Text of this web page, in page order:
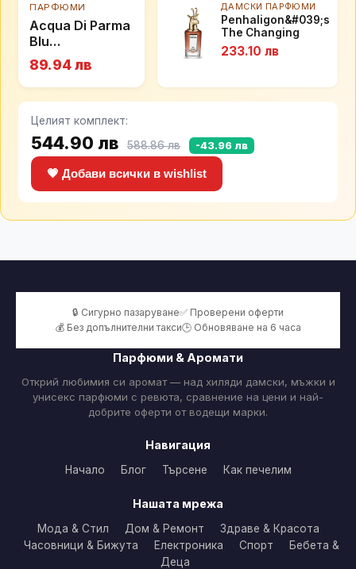
ПАРФЮМИ
Acqua Di Parma
Blu
Mediterraneo
Mandarino di
Sicilia унисекс
парфюм 100 мл
- EDT
89.94 лв
ДАМСКИ ПАРФЮМИ
Penhaligon&#039;s
The Changing
Constance
парфюм за жени
233.10 лв
Целият комплект:
544.90 лв 588.86 лв -43.96 лв
💗 Добави всички в wishlist
🔒 Сигурно пазаруване✅ Проверени оферти
💰 Без допълнителни такси🕒 Обновяване на 6 часа
Парфюми & Аромати
Открий любимия си аромат — над хиляди дамски, мъжки и
унисекс парфюми с ревюта, сравнение на цени и най-
добрите оферти от водещи марки.
Навигация
Начало Блог Търсене Как печелим
Нашата мрежа
Мода & Стил Дом & Ремонт
Здраве & Красота
Часовници & Бижута
Електроника Спорт
Бебета &
Деца